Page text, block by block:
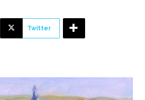
Twitter